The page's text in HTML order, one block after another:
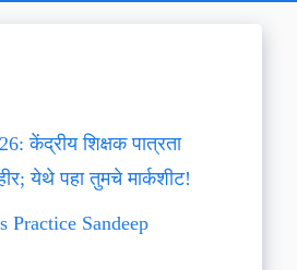
केंद्रीय शिक्षक पात्रता
येथे पहा तुमचे मार्कशीट!
Practice Sandeep